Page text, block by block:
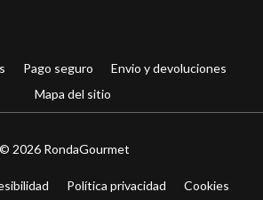
Pago seguro
Envio y devoluciones
Mapa del sitio
© 2026 RondaGourmet
Política privacidad Cookies